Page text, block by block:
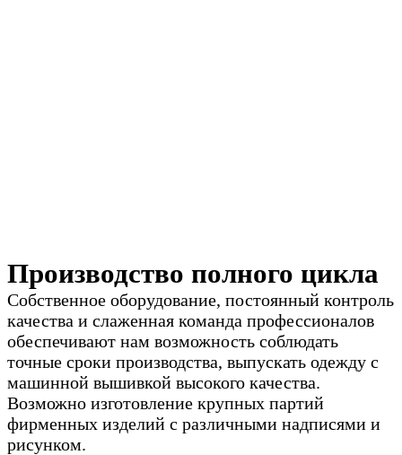
Производство полного цикла
Собственное оборудование, постоянный контроль
качества и слаженная команда профессионалов
обеспечивают нам возможность соблюдать
точные сроки производства, выпускать одежду с
машинной вышивкой высокого качества.
Возможно изготовление крупных партий
фирменных изделий с различными надписями и
рисунком.